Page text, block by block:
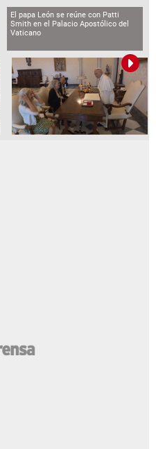
El papa León se reúne con Patti
Smith en el Palacio Apostólico del
Vaticano